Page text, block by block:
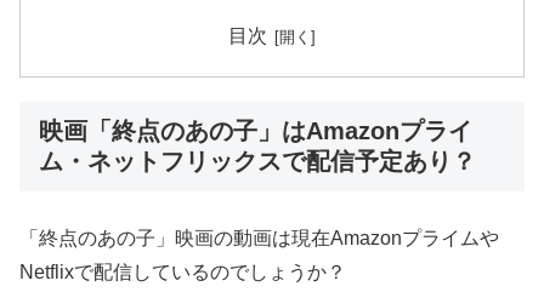
目次
映画「終点のあの子」はAmazonプライ
ム・ネットフリックスで配信予定あり？
「終点のあの子」映画の動画は現在Amazonプライムや
Netflixで配信しているのでしょうか？